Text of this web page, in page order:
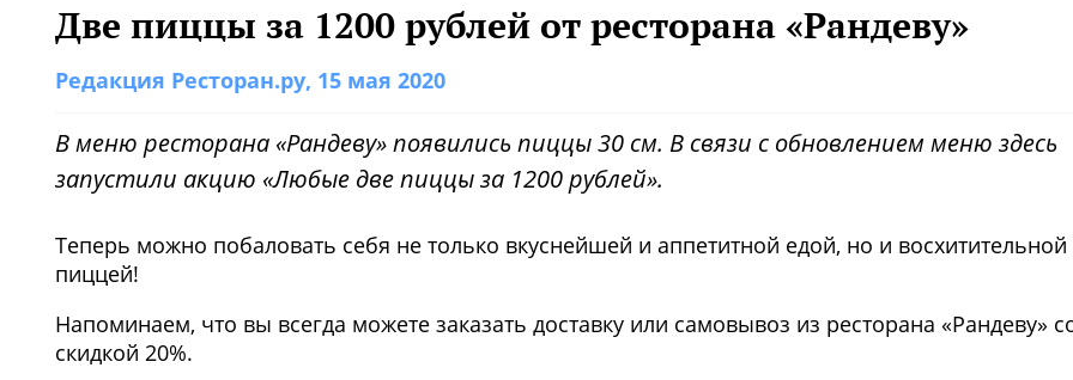
Две пиццы за 1200 рублей от ресторана «Рандеву»
Редакция Ресторан.ру, 15 мая 2020
В меню ресторана «Рандеву» появились пиццы 30 см. В связи с обновлением меню здесь
запустили акцию «Любые две пиццы за 1200 рублей».
Теперь можно побаловать себя не только вкуснейшей и аппетитной едой, но и восхитительной
пиццей!
Напоминаем, что вы всегда можете заказать доставку или самовывоз из ресторана «Рандеву»
скидкой 20%.